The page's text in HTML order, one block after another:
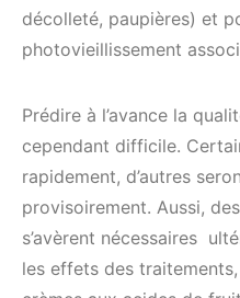
décolleté, paupières) et
photovieillissement
Prédire à l’avance la
cependant difficile.
rapidement, d’autres
provisoirement. Aussi,
s’avèrent nécessaires
les effets des